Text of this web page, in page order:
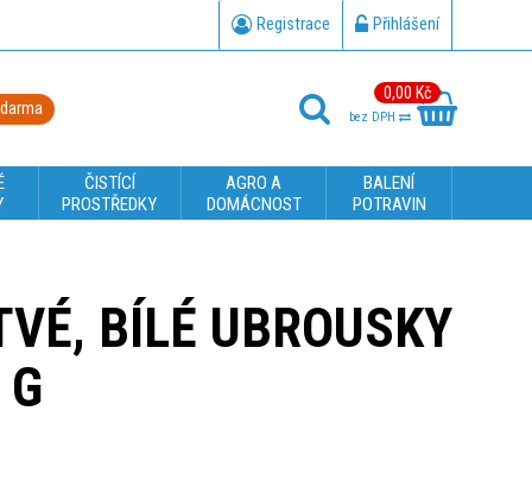
Registrace Přihlášení
0,00 Kč
bez DPH
ČISTÍCÍ
PROSTŘEDKY
AGRO A
DOMÁCNOST
BALENÍ
POTRAVIN
BÍLÉ UBROUSKY